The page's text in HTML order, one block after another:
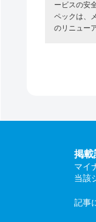
ービスの安
ペックは、
のリニュー
掲載
マイ
当該
記事